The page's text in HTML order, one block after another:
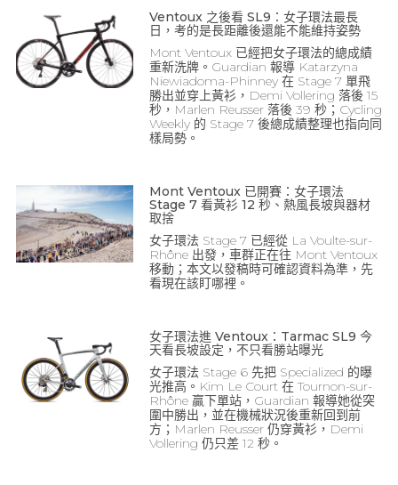
Ventoux 之後看 SL9：女子環法最長
日，考的是長距離後還能不能維持姿勢
Mont Ventoux 已經把女子環法的總成績
重新洗牌。Guardian 報導 Katarzyna
Niewiadoma-Phinney 在 Stage 7 單飛
勝出並穿上黃衫，Demi Vollering 落後 15
秒，Marlen Reusser 落後 39 秒；Cycling
Weekly 的 Stage 7 後總成績整理也指向同
樣局勢。
Mont Ventoux 已開賽：女子環法
Stage 7 看黃衫 12 秒、熱風長坡與器材
取捨
女子環法 Stage 7 已經從 La Voulte-sur-
Rhône 出發，車群正在往 Mont Ventoux
移動；本文以發稿時可確認資料為準，先
看現在該盯哪裡。
女子環法進 Ventoux：Tarmac SL9 今
天看長坡設定，不只看勝站曝光
女子環法 Stage 6 先把 Specialized 的曝
光推高。Kim Le Court 在 Tournon-sur-
Rhône 贏下單站，Guardian 報導她從突
圍中勝出，並在機械狀況後重新回到前
方；Marlen Reusser 仍穿黃衫，Demi
Vollering 仍只差 12 秒。